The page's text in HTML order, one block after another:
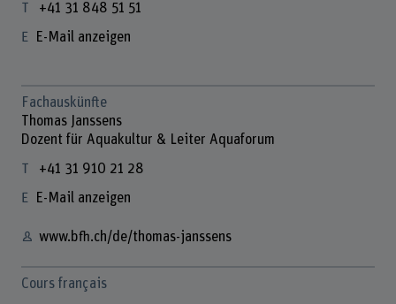
+41 31 848 51 51
E-Mail anzeigen
Fachauskünfte
Thomas Janssens
Dozent für Aquakultur & Leiter Aquaforum
+41 31 910 21 28
E-Mail anzeigen
www.bfh.ch/de/thomas-janssens
Cours français